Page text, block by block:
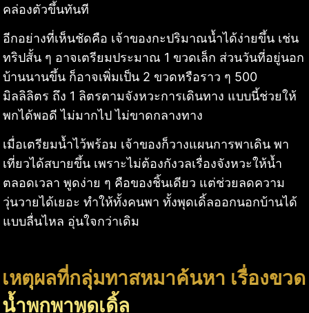
คล่องตัวขึ้นทันที
อีกอย่างที่เห็นชัดคือ เจ้าของกะปริมาณน้ำได้ง่ายขึ้น เช่น
ทริปสั้น ๆ อาจเตรียมประมาณ 1 ขวดเล็ก ส่วนวันที่อยู่นอก
บ้านนานขึ้น ก็อาจเพิ่มเป็น 2 ขวดหรือราว ๆ 500
มิลลิลิตร ถึง 1 ลิตรตามจังหวะการเดินทาง แบบนี้ช่วยให้
พกได้พอดี ไม่มากไป ไม่ขาดกลางทาง
เมื่อเตรียมน้ำไว้พร้อม เจ้าของก็วางแผนการพาเดิน พา
เที่ยวได้สบายขึ้น เพราะไม่ต้องกังวลเรื่องจังหวะให้น้ำ
ตลอดเวลา พูดง่าย ๆ คือของชิ้นเดียว แต่ช่วยลดความ
วุ่นวายได้เยอะ ทำให้ทั้งคนพา ทั้งพุดเดิ้ลออกนอกบ้านได้
แบบลื่นไหล อุ่นใจกว่าเดิม
เหตุผลที่กลุ่มทาสหมาค้นหา เรื่องขวด
น้ำพกพาพุดเดิ้ล